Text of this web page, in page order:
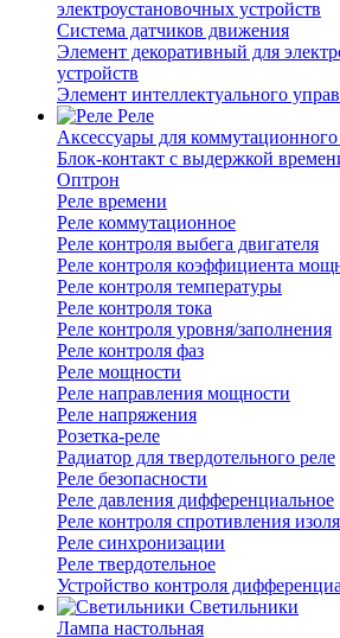
электроустановочных устройств
Система датчиков движения
Элемент декоративный для
устройств
Элемент интеллектуального
Реле
Аксессуары для коммутационного
Блок-контакт с выдержкой
Оптрон
Реле времени
Реле коммутационное
Реле контроля выбега двигателя
Реле контроля коэффициента
Реле контроля температуры
Реле контроля тока
Реле контроля уровня/заполнения
Реле контроля фаз
Реле мощности
Реле направления мощности
Реле напряжения
Розетка-реле
Радиатор для твердотельного реле
Реле безопасности
Реле давления дифференциальное
Реле контроля спротивления
Реле синхронизации
Реле твердотельное
Устройство контроля
Светильники
Лампа настольная